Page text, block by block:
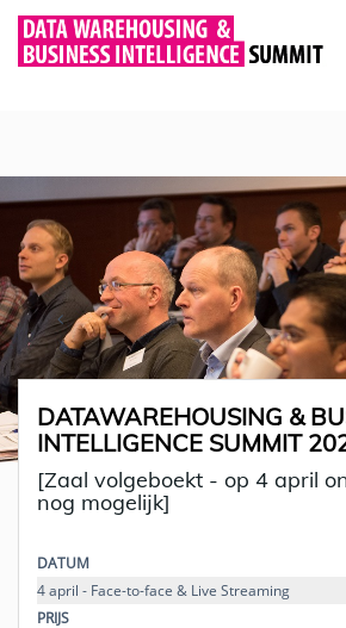
DATAWAREHOUSING &
INTELLIGENCE SUMMIT
[Zaal volgeboekt - op 4 april
nog mogelijk]
DATUM
4 april - Face-to-face & Live Streaming
PRIJS